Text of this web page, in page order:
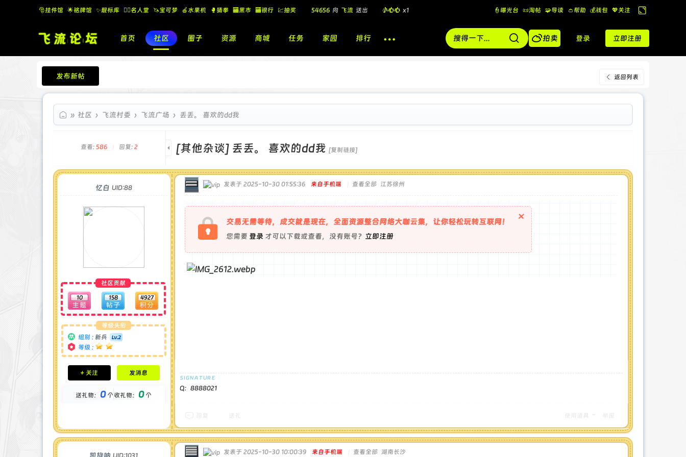
🎅挂件馆 🌟铭牌馆 ✨️靓标库 🧚‍♂️名人堂 🦄宝可梦 🍎水果机 🥊猜拳 🏧黑市 🏧银行 💹抽奖
🎁
54656 向 飞流 送出 小心心 x1
飞流 向 北 酷盖墨镜
飞流 向 北 送出 小心心 x1
👮曝光台 📜淘帖 🧩导读 👛帮助 💰️钱包 💖关注
换
到
宽
版
首页 社区 圈子 资源 商城 任务 家园 排行 拍卖 登录 立即注册
返回列表
发布新帖
飞流论坛
» 社区 › 飞流村委 › 飞流广场 › 丢丢。 喜欢的dd我
查看: 586 回复: 2 [其他杂谈] 丢丢。 喜欢的dd我 [复制链接]
忆白 UID:88
社区贡献
10 158 4927
等级头衔
组别 : 新兵
等级 :
积分成就
钻石 : 0 颗
金币 : 0 枚
+ 关注 发消息
送礼物： 0个收礼物： 0个
发表于 2025-10-30 01:55:36 来自手机端 查看全部 江苏徐州
交易无需等待，成交就是现在，全面资源整合网络大咖云集，让你轻松玩转互联网！
您需要 登录 才可以下载或查看，没有账号？ 立即注册
×
Q：8888021
凯旋呐 UID:1031 发表于 2025-10-30 10:00:39 来自手机端 查看全部 湖南长沙